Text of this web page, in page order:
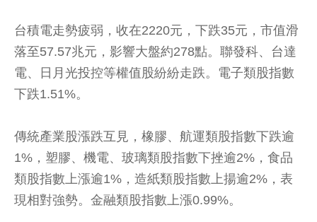
台積電走勢疲弱，收在2220元，下跌35元，市值滑
落至57.57兆元，影響大盤約278點。聯發科、台達
電、日月光投控等權值股紛紛走跌。電子類股指數
下跌1.51%。
傳統產業股漲跌互見，橡膠、航運類股指數下跌逾
1%，塑膠、機電、玻璃類股指數下挫逾2%，食品
類股指數上漲逾1%，造紙類股指數上揚逾2%，表
現相對強勢。金融類股指數上漲0.99%。